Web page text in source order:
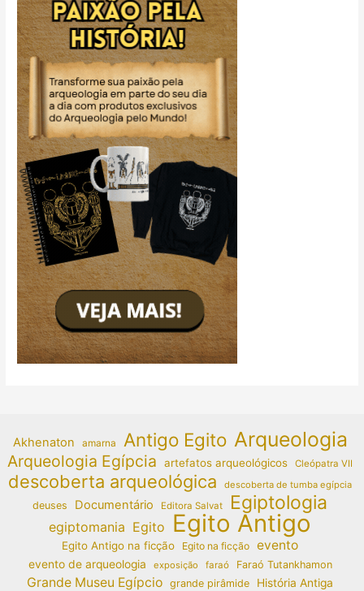
Akhenaton amarna Antigo Egito Arqueologia
Arqueologia Egípcia artefatos arqueológicos Cleópatra VII
descoberta arqueológica descoberta de tumba egípcia
deuses Documentário Editora Salvat Egiptologia
egiptomania Egito Egito Antigo
Egito Antigo na ficção Egito na ficção evento
evento de arqueologia exposição faraó Faraó Tutankhamon
Grande Museu Egípcio grande pirâmide
História Antiga